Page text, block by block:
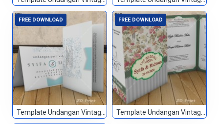
FREE DOWNLOAD
Template Undangan Vintage 098
FREE DOWNLOAD
Template Undangan Vintage 099